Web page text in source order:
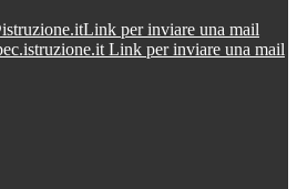
Link per inviare una mail
Link per inviare una mail